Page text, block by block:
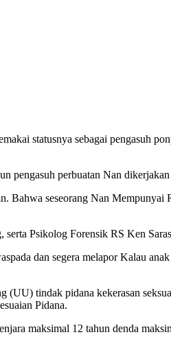
statusnya sebagai pengasuh
pengasuh perbuatan Nan
Bahwa seseorang Nan
Psikolog Forensik RS Ken
dan segera melapor Kalau
(UU) tindak pidana kekerasan
Pidana.
maksimal 12 tahun denda